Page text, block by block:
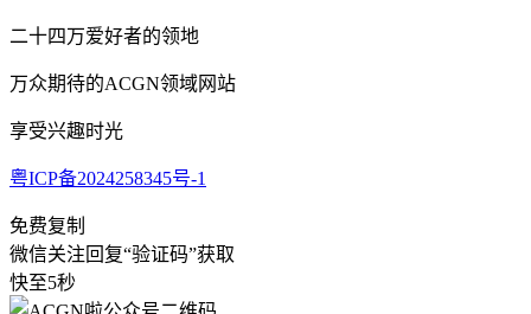
二十四万爱好者的领地
万众期待的ACGN领域网站
享受兴趣时光
粤ICP备2024258345号-1
免费复制
微信关注回复“验证码”获取
快至5秒